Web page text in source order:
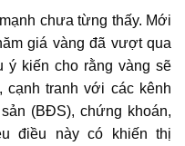
chưa từng thấy. Mới
giá vàng đã vượt qua
ý kiến cho rằng vàng sẽ
cạnh tranh với các kênh
(BĐS), chứng khoán,
điều này có khiến thị